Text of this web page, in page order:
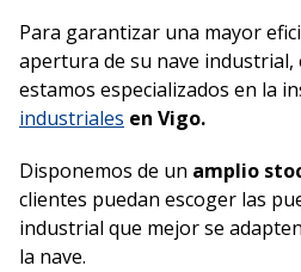
Para garantizar una mayor
apertura de su nave industrial,
estamos especializados en la
industriales en Vigo.
Disponemos de un amplio
clientes puedan escoger las
industrial que mejor se
la nave.